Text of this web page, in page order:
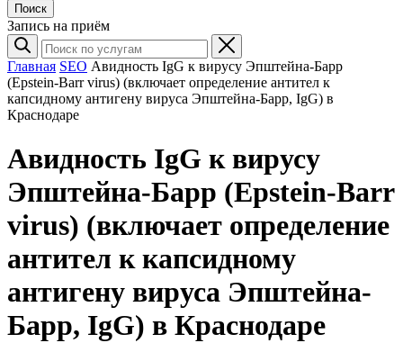
Поиск
Запись на приём
Главная SEO Авидность IgG к вирусу Эпштейна-Барр
(Epstein-Barr virus) (включает определение антител к
капсидному антигену вируса Эпштейна-Барр, IgG) в
Краснодаре
Авидность IgG к вирусу
Эпштейна-Барр (Epstein-Barr
virus) (включает определение
антител к капсидному
антигену вируса Эпштейна-
Барр, IgG) в Краснодаре